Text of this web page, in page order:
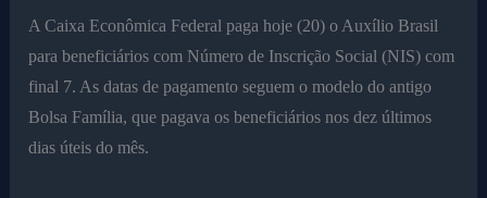
A Caixa Econômica Federal paga hoje (20) o Auxílio Brasil
para beneficiários com Número de Inscrição Social (NIS) com
final 7. As datas de pagamento seguem o modelo do antigo
Bolsa Família, que pagava os beneficiários nos dez últimos
dias úteis do mês.